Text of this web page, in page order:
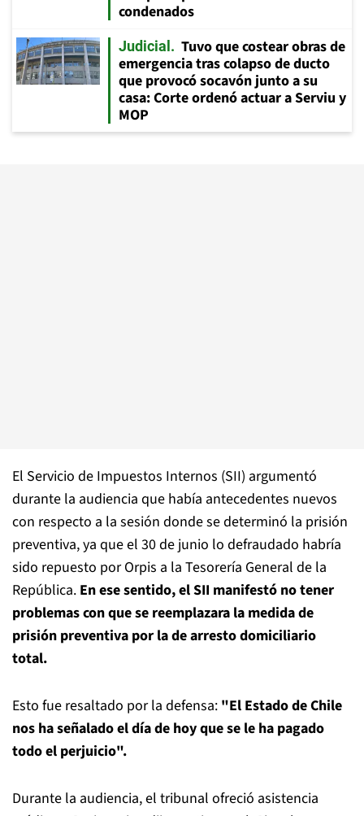
condenados
Judicial
Tuvo que costear obras de
emergencia tras colapso de ducto
que provocó socavón junto a su
casa: Corte ordenó actuar a Serviu y
MOP
El Servicio de Impuestos Internos (SII) argumentó
durante la audiencia que había antecedentes nuevos
con respecto a la sesión donde se determinó la prisión
preventiva, ya que el 30 de junio lo defraudado habría
sido repuesto por Orpis a la Tesorería General de la
República. En ese sentido, el SII manifestó no tener
problemas con que se reemplazara la medida de
prisión preventiva por la de arresto domiciliario
total.
Esto fue resaltado por la defensa: "El Estado de Chile
nos ha señalado el día de hoy que se le ha pagado
todo el perjuicio".
Durante la audiencia, el tribunal ofreció asistencia